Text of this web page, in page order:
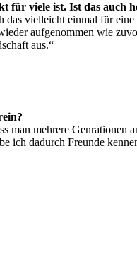
für viele ist. Ist das auch
vielleicht einmal für
aufgenommen wie
aus.“
man mehrere
ich dadurch Freunde